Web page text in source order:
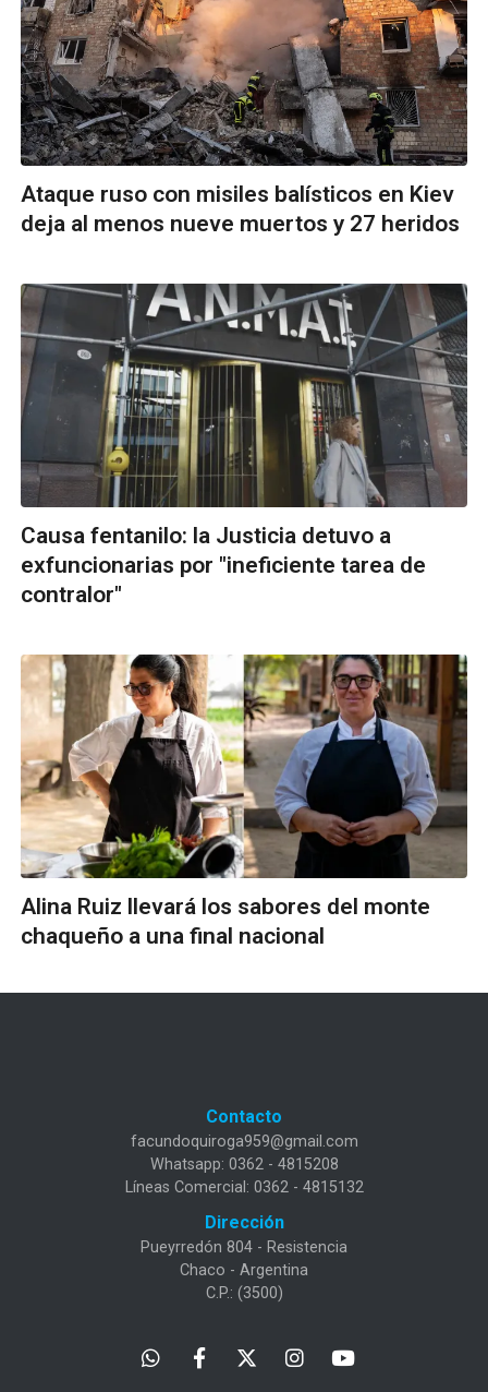
Ataque ruso con misiles balísticos en Kiev
deja al menos nueve muertos y 27 heridos
Causa fentanilo: la Justicia detuvo a
exfuncionarias por "ineficiente tarea de
contralor"
Alina Ruiz llevará los sabores del monte
chaqueño a una final nacional
Contacto
facundoquiroga959@gmail.com
Whatsapp: 0362 - 4815208
Líneas Comercial: 0362 - 4815132
Dirección
Pueyrredón 804 - Resistencia
Chaco - Argentina
C.P.: (3500)